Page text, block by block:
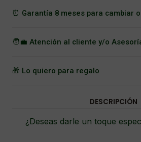
⏰ Garantía 8 meses para cambiar
🧑‍💼 Atención al cliente y/o
🎁 Lo quiero para regalo
DESCRIPCIÓN
¿Deseas darle un toque